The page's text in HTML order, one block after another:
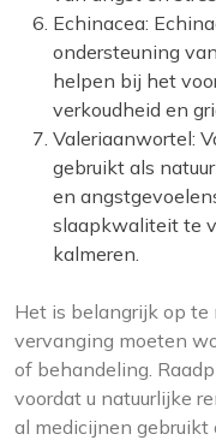
Echinacea:
ondersteuning
helpen bij het
verkoudheid en
Valeriaanwortel:
gebruikt als
en
slaapkwaliteit te
kalmeren.
Het is belangrijk op te
vervanging moeten
of behandeling.
voordat u natuurlijke
al medicijnen